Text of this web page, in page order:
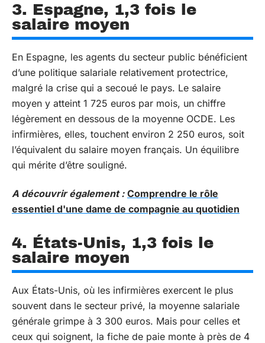
3. Espagne, 1,3 fois le
salaire moyen
En Espagne, les agents du secteur public bénéficient
d’une politique salariale relativement protectrice,
malgré la crise qui a secoué le pays. Le salaire
moyen y atteint 1 725 euros par mois, un chiffre
légèrement en dessous de la moyenne OCDE. Les
infirmières, elles, touchent environ 2 250 euros, soit
l’équivalent du salaire moyen français. Un équilibre
qui mérite d’être souligné.
A découvrir également : Comprendre le rôle
essentiel d'une dame de compagnie au quotidien
4. États-Unis, 1,3 fois le
salaire moyen
Aux États-Unis, où les infirmières exercent le plus
souvent dans le secteur privé, la moyenne salariale
générale grimpe à 3 300 euros. Mais pour celles et
ceux qui soignent, la fiche de paie monte à près de 4